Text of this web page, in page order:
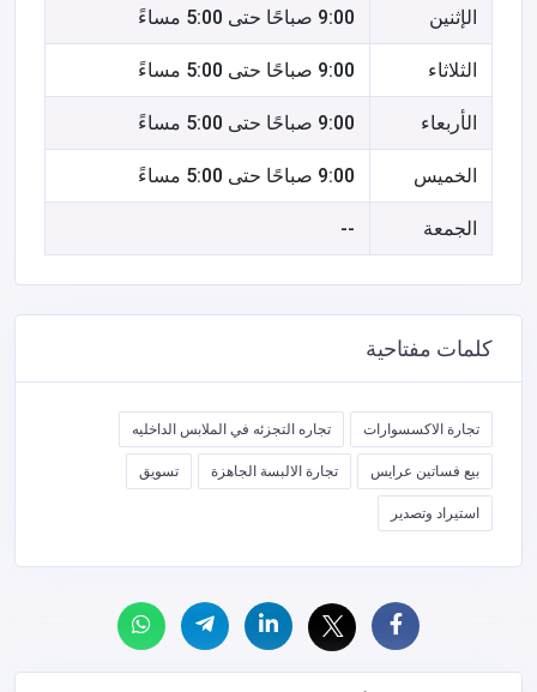
الإثنين 9:00 صباحًا حتى 5:00 مساءً
الثلاثاء 9:00 صباحًا حتى 5:00 مساءً
الأربعاء 9:00 صباحًا حتى 5:00 مساءً
الخميس 9:00 صباحًا حتى 5:00 مساءً
الجمعة --
كلمات مفتاحية
تجارة الاكسسوارات تجاره التجزئه في الملابس الداخليه
بيع فساتين عرايس تجارة الالبسة الجاهزة تسويق
استيراد وتصدير